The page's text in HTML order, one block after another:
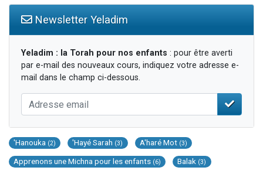
Newsletter Yeladim
Yeladim : la Torah pour nos enfants : pour être averti
par e-mail des nouveaux cours, indiquez votre adresse e-
mail dans le champ ci-dessous.
'Hanouka (2) 'Hayé Sarah (3) A'haré Mot (3)
Apprenons une Michna pour les enfants (6) Balak (3)